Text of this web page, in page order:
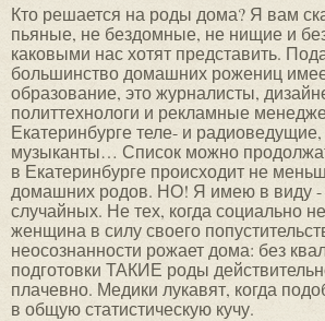
Кто решается на роды дома? Я вам
пьяные, не бездомные, не нищие и
каковыми нас хотят представить.
большинство домашних рожениц
образование, это журналисты,
политтехнологи и рекламные
Екатеринбурге теле- и
музыканты… Список можно
в Екатеринбурге происходит не
домашних родов. НО! Я имею в виду -
случайных. Не тех, когда социально
женщина в силу своего
неосознанности рожает дома: без
подготовки ТАКИЕ роды
плачевно. Медики лукавят, когда
в общую статистическую кучу.